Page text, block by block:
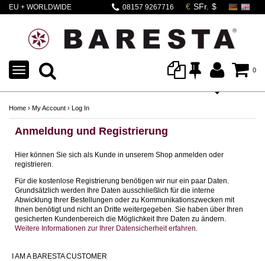
EU + WORLDWIDE
08157 9267716
0
TOGGLE
NAVIGATION
Home › My Account › Log In
Anmeldung und Registrierung
Hier können Sie sich als Kunde in unserem Shop anmelden oder
registrieren.
Für die kostenlose Registrierung benötigen wir nur ein paar Daten.
Grundsätzlich werden Ihre Daten ausschließlich für die interne
Abwicklung Ihrer Bestellungen oder zu Kommunikationszwecken mit
Ihnen benötigt und nicht an Dritte weitergegeben. Sie haben über Ihren
gesicherten Kundenbereich die Möglichkeit Ihre Daten zu ändern.
Weitere Informationen zur Ihrer Datensicherheit erfahren
I AM A BARESTA CUSTOMER